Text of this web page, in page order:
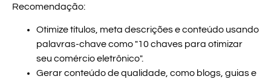
Recomendação:
Otimize títulos, meta descrições e conteúdo usando
palavras-chave como "10 chaves para otimizar
seu comércio eletrônico".
Gerar conteúdo de qualidade, como blogs, guias e